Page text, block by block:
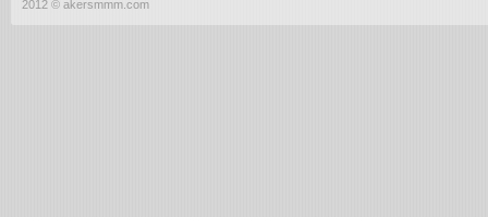
2012 © akersmmm.com